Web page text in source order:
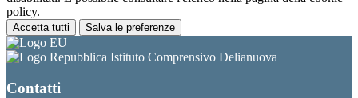
policy.
Accetta tutti Salva le preferenze
Istituto Comprensivo Delianuova
Contatti